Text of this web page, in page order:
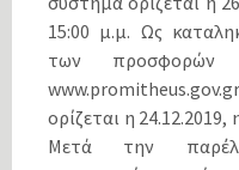
15:00 μ.μ. Ως
των προσφορών
ορίζεται η
Μετά την